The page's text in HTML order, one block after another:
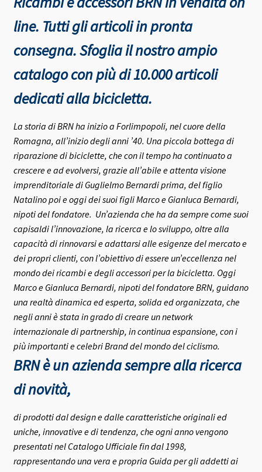
line. Tutti gli articoli in pronta
consegna.Sfoglia il nostro ampio
catalogo con più di 10.000 articoli
dedicati alla bicicletta.
La storia di BRN ha inizio a Forlimpopoli, nel cuore della
Romagna, all’inizio degli anni ’40. Una piccola bottega di
riparazione di biciclette, che con il tempo ha continuato a
crescere e ad evolversi, grazie all’abile e attenta visione
imprenditoriale di Guglielmo Bernardi prima, del figlio
Natalino poi e oggi dei suoi figli Marco e Gianluca Bernardi,
nipoti del fondatore. Un’azienda che ha da sempre come suoi
capisaldi l’innovazione, la ricerca e lo sviluppo, oltre alla
capacità di rinnovarsi e adattarsi alle esigenze del mercato e
dei propri clienti, con l’obiettivo di essere un’eccellenza nel
mondo dei ricambi e degli accessori per la bicicletta. Oggi
Marco e Gianluca Bernardi, nipoti del fondatore BRN, guidano
una realtà dinamica ed esperta, solida ed organizzata, che
negli anni è stata in grado di creare un network
internazionale di partnership, in continua espansione, con i
più importanti e celebri Brand del mondo del ciclismo.
BRN è un azienda sempre alla ricerca
di novità,
di prodotti dal design e dalle caratteristiche originali ed
uniche, innovative e di tendenza, che ogni anno vengono
presentati nel Catalogo Ufficiale fin dal 1998,
rappresentando una vera e propria Guida per gli addetti ai